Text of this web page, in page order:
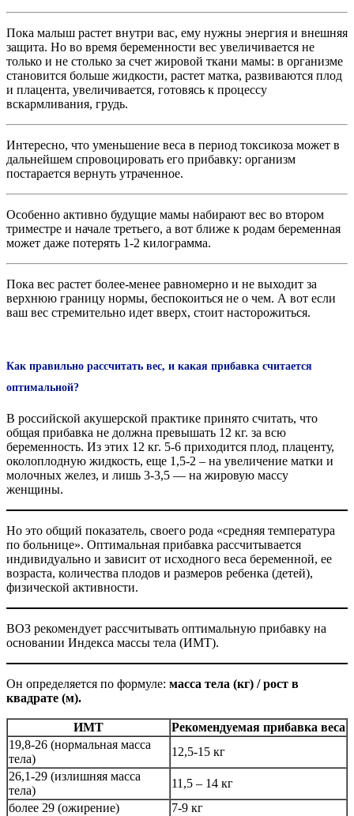
Пока малыш растет внутри вас, ему нужны энергия и внешняя
защита. Но во время беременности вес увеличивается не
только и не столько за счет жировой ткани мамы: в организме
становится больше жидкости, растет матка, развиваются плод
и плацента, увеличивается, готовясь к процессу
вскармливания, грудь.
Интересно, что уменьшение веса в период токсикоза может в
дальнейшем спровоцировать его прибавку: организм
постарается вернуть утраченное.
Особенно активно будущие мамы набирают вес во втором
триместре и начале третьего, а вот ближе к родам беременная
может даже потерять 1-2 килограмма.
Пока вес растет более-менее равномерно и не выходит за
верхнюю границу нормы, беспокоиться не о чем. А вот если
ваш вес стремительно идет вверх, стоит насторожиться.
Как правильно рассчитать вес, и какая прибавка считается
оптимальной?
В российской акушерской практике принято считать, что
общая прибавка не должна превышать 12 кг. за всю
беременность. Из этих 12 кг. 5-6 приходится плод, плаценту,
околоплодную жидкость, еще 1,5-2 – на увеличение матки и
молочных желез, и лишь 3-3,5 — на жировую массу
женщины.
Но это общий показатель, своего рода «средняя температура
по больнице». Оптимальная прибавка рассчитывается
индивидуально и зависит от исходного веса беременной, ее
возраста, количества плодов и размеров ребенка (детей),
физической активности.
ВОЗ рекомендует рассчитывать оптимальную прибавку на
основании Индекса массы тела (ИМТ).
Он определяется по формуле: масса тела (кг) / рост в
квадрате (м).
ИМТ
Рекомендуемая прибавка веса
19,8-26 (нормальная масса
тела)
12,5-15 кг
26,1-29 (излишняя масса
тела)
11,5 – 14 кг
более 29 (ожирение)
7-9 кг